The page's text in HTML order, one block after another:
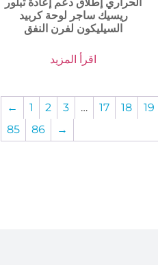
ريسيك ساجر لوحة كربيد
السيليكون لفرن النفق
اقرأ المزيد
← 1 2 3 … 17 18 19
85
86 →